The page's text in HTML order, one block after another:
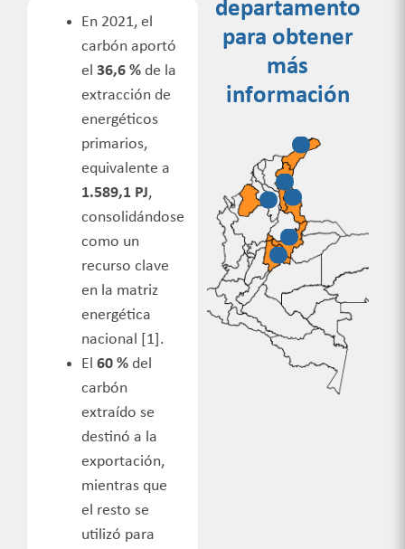
En 2021, el
carbón aportó
el 36,6 % de la
extracción de
energéticos
primarios,
equivalente a
1.589,1 PJ,
consolidándose
como un
recurso clave
en la matriz
energética
nacional [1].
El 60 % del
carbón
extraído se
destinó a la
exportación,
mientras que
el resto se
utilizó para
departamento
para obtener
más
información